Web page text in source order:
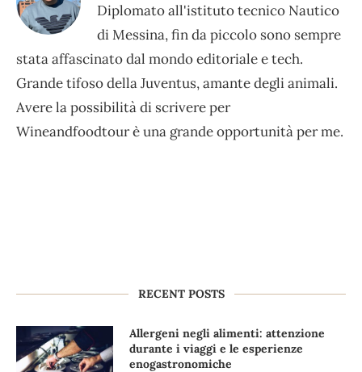
Diplomato all'istituto tecnico Nautico
di Messina, fin da piccolo sono sempre
stata affascinato dal mondo editoriale e tech.
Grande tifoso della Juventus, amante degli animali.
Avere la possibilità di scrivere per
Wineandfoodtour è una grande opportunità per me.
RECENT POSTS
Allergeni negli alimenti: attenzione
durante i viaggi e le esperienze
enogastronomiche